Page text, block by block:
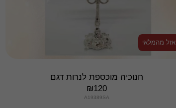
אזל מהמלאי
חנוכיה מוכספת לנרות דגם
₪120
A19389SA